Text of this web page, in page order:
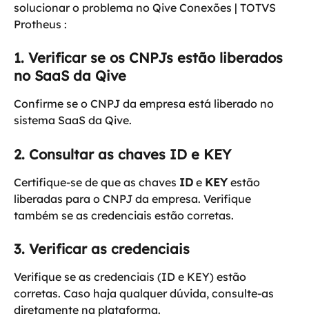
solucionar o problema no Qive Conexões | TOTVS
Protheus :
1. Verificar se os CNPJs estão liberados
no SaaS da Qive
Confirme se o CNPJ da empresa está liberado no
sistema SaaS da Qive.
2. Consultar as chaves ID e KEY
Certifique-se de que as chaves ID e KEY estão
liberadas para o CNPJ da empresa. Verifique
também se as credenciais estão corretas.
3. Verificar as credenciais
Verifique se as credenciais (ID e KEY) estão
corretas. Caso haja qualquer dúvida, consulte-as
diretamente na plataforma.